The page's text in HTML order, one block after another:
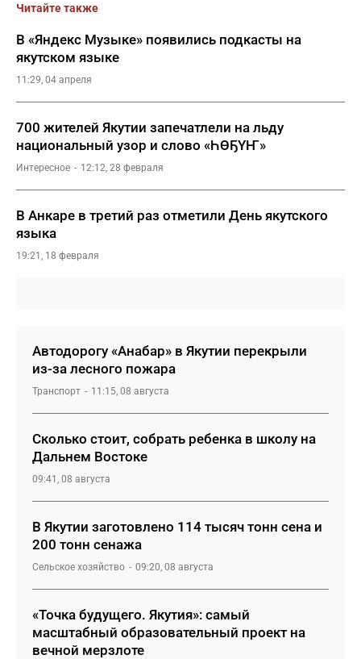
Читайте также
В «Яндекс Музыке» появились подкасты на
якутском языке
11:29, 04 апреля
700 жителей Якутии запечатлели на льду
национальный узор и слово «ҺӨҔҮҤ»
Интересное 12:12, 28 февраля
В Анкаре в третий раз отметили День якутского
языка
19:21, 18 февраля
Автодорогу «Анабар» в Якутии перекрыли
из-за лесного пожара
Транспорт 11:15, 08 августа
Сколько стоит, собрать ребенка в школу на
Дальнем Востоке
09:41, 08 августа
В Якутии заготовлено 114 тысяч тонн сена и
200 тонн сенажа
Сельское хозяйство 09:20, 08 августа
«Точка будущего. Якутия»: самый
масштабный образовательный проект на
вечной мерзлоте